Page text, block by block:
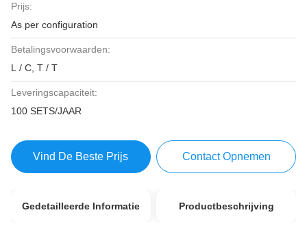
Prijs:
As per configuration
Betalingsvoorwaarden:
L / C, T / T
Leveringscapaciteit:
100 SETS/JAAR
Vind De Beste Prijs Contact Opnemen
Gedetailleerde Informatie Productbeschrijving